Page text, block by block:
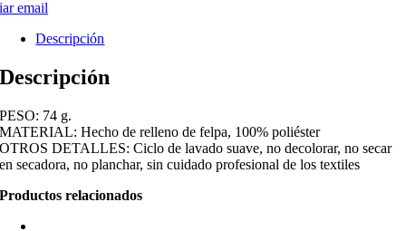
email
Descripción
Descripción
PESO: 74 g.
MATERIAL: Hecho de relleno de felpa, 100% poliéster
OTROS DETALLES: Ciclo de lavado suave, no decolorar, no secar
en secadora, no planchar, sin cuidado profesional de los textiles
Productos relacionados